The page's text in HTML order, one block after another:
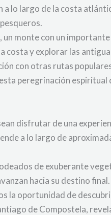
lo largo de la costa
un monte con un
costa y explorar las
con otras rutas
peregrinación espiritual
disfrutar de una
a lo largo de
de exuberante
hacia su destino final.
la oportunidad de
de Compostela,